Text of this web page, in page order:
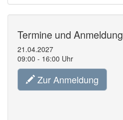
Termine und Anmeldung
21.04.2027
09:00 - 16:00 Uhr
Zur Anmeldung